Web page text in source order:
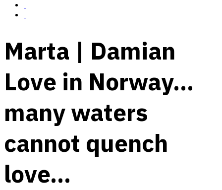
Marta | Damian
Love in Norway…
many waters
cannot quench
love…